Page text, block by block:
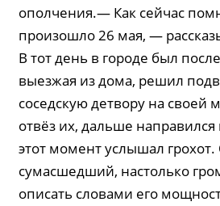
ополчения.— Как сейчас
произошло 26 мая, —
В тот день в городе был
выезжая из дома, решил
соседскую детвору на своей
отвёз их, дальше направился
этот момент услышал
сумасшедший, настолько
описать словами его